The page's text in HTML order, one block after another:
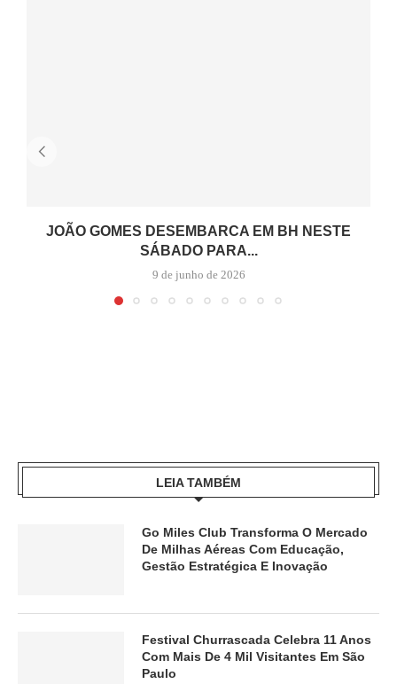
JOÃO GOMES DESEMBARCA EM BH NESTE
SÁBADO PARA...
9 de junho de 2026
LEIA TAMBÉM
Go Miles Club Transforma O Mercado
De Milhas Aéreas Com Educação,
Gestão Estratégica E Inovação
Festival Churrascada Celebra 11 Anos
Com Mais De 4 Mil Visitantes Em São
Paulo